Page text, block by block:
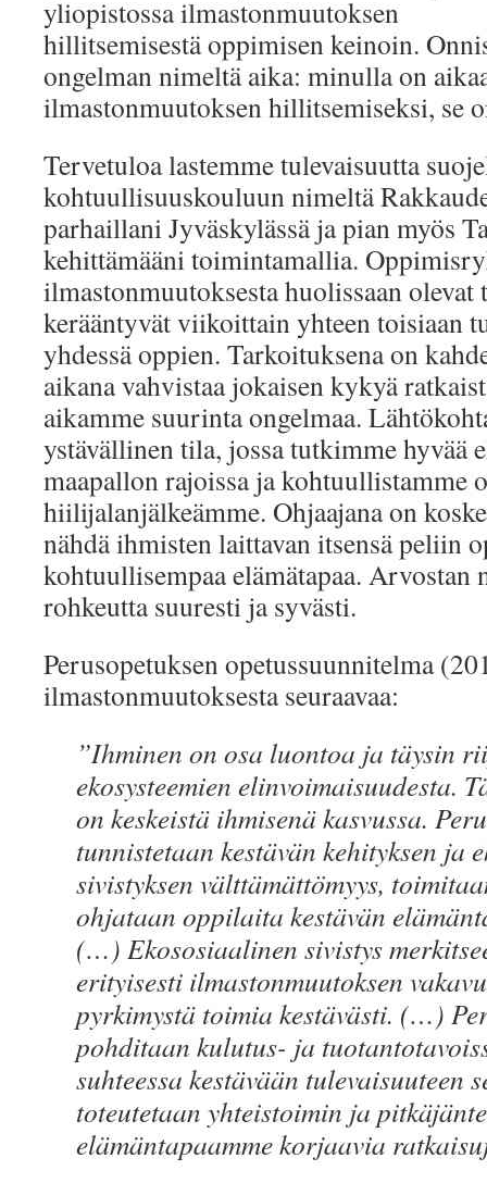
yliopistossa ilmastonmuutoksen
hillitsemisestä oppimisen keinoin.
ongelman nimeltä aika: minulla on
ilmastonmuutoksen hillitsemiseksi, se
Tervetuloa lastemme tulevaisuutta
kohtuullisuuskouluun nimeltä
parhaillani Jyväskylässä ja pian myös
kehittämääni toimintamallia.
ilmastonmuutoksesta huolissaan
kerääntyvät viikoittain yhteen toisiaan
yhdessä oppien. Tarkoituksena on
aikana vahvistaa jokaisen kykyä
aikamme suurinta ongelmaa.
ystävällinen tila, jossa tutkimme hyvää
maapallon rajoissa ja kohtuullistamme
hiilijalanjälkeämme. Ohjaajana on
nähdä ihmisten laittavan itsensä peliin
kohtuullisempaa elämätapaa. Arvostan
rohkeutta suuresti ja syvästi.
Perusopetuksen opetussuunnitelma
ilmastonmuutoksesta seuraavaa:
”Ihminen on osa luontoa ja täysin
ekosysteemien elinvoimaisuudesta.
on keskeistä ihmisenä kasvussa.
tunnistetaan kestävän kehityksen ja
sivistyksen välttämättömyys,
ohjataan oppilaita kestävän
(…) Ekososiaalinen sivistys
erityisesti ilmastonmuutoksen
pyrkimystä toimia kestävästi. (…)
pohditaan kulutus- ja
suhteessa kestävään tulevaisuuteen
toteutetaan yhteistoimin ja
elämäntapaamme korjaavia